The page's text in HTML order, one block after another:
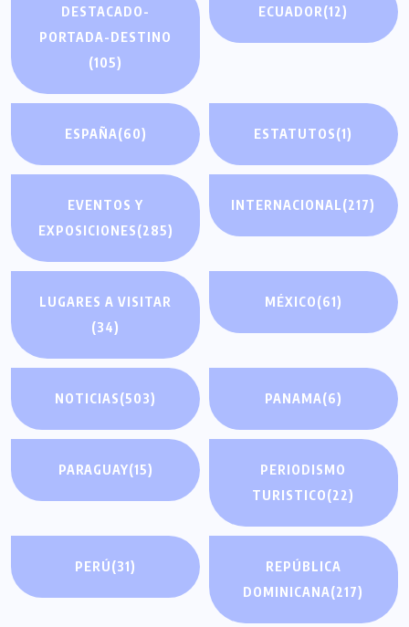
DESTACADO-
PORTADA-DESTINO
(105)
ECUADOR(12)
ESPAÑA(60) ESTATUTOS(1)
EVENTOS Y
EXPOSICIONES(285)
INTERNACIONAL(217)
LUGARES A VISITAR
(34)
MÉXICO(61)
NOTICIAS(503) PANAMA(6)
PARAGUAY(15)
PERIODISMO
TURISTICO(22)
PERÚ(31)
REPÚBLICA
DOMINICANA(217)